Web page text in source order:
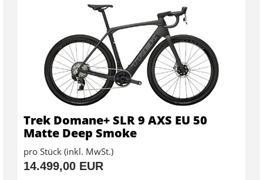
Trek Domane+ SLR 9 AXS EU 50
Matte Deep Smoke
pro Stück (inkl. MwSt.)
14.499,00 EUR